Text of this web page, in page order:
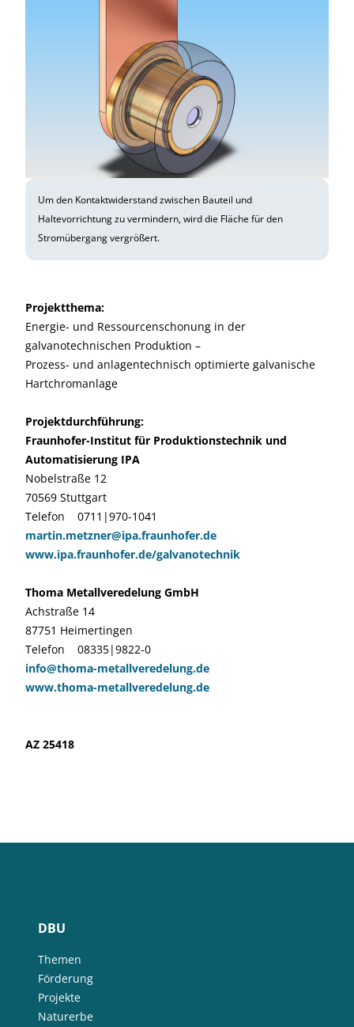
Um den Kontaktwiderstand zwischen Bauteil und
Haltevorrichtung zu vermindern, wird die Fläche für den
Stromübergang vergrößert.
Projektthema:
Energie- und Ressourcenschonung in der
galvanotechnischen Produktion –
Prozess- und anlagentechnisch optimierte galvanische
Hartchromanlage
Projektdurchführung:
Fraunhofer-Institut für Produktionstechnik und
Automatisierung IPA
Nobelstraße 12
70569 Stuttgart
Telefon 0711|970-1041
martin.metzner@ipa.fraunhofer.de
www.ipa.fraunhofer.de/galvanotechnik
Thoma Metallveredelung GmbH
Achstraße 14
87751 Heimertingen
Telefon 08335|9822-0
info@thoma-metallveredelung.de
www.thoma-metallveredelung.de
AZ 25418
DBU
Themen
Förderung
Projekte
Naturerbe